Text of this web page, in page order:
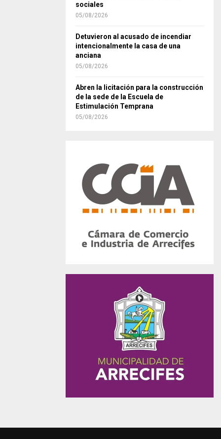
sociales
05/08/2026
Detuvieron al acusado de incendiar
intencionalmente la casa de una
anciana
05/08/2026
Abren la licitación para la construcción
de la sede de la Escuela de
Estimulación Temprana
05/08/2026